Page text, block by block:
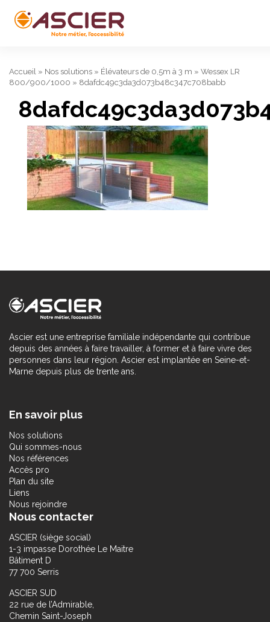
Accueil » Nos solutions » Élévateurs de 0,5m à 3 m » Wessex LR
800/900/1000 » 8dafdc49c3da3d073b48c347c708babb
Ascier est une entreprise familiale indépendante qui contribue
depuis des années à faire travailler, à former et à faire vivre des
personnes dans leur région. Ascier est implantée en Seine-et-
Marne depuis plus de trente ans.
En savoir plus
Nos solutions
Qui sommes-nous
Nos références
Accès pro
Plan du site
Liens
Nous rejoindre
Nous contacter
ASCIER (siège social)
1-3 impasse Dorothée Le Maitre
Bâtiment D
77 700 Serris
ASCIER SUD
22 rue de l’Admirable,
Chemin Saint-Joseph